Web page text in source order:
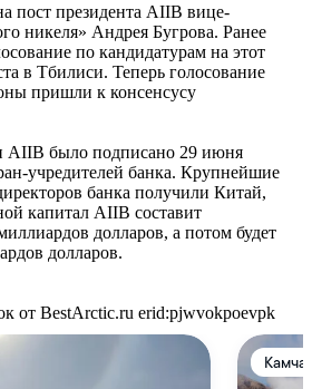
пост президента AIIB вице-
никеля» Андрея Бугрова. Ранее
по кандидатурам на этот
в Тбилиси. Теперь голосование
пришли к консенсусу
AIIB было подписано 29 июня
учредителей банка. Крупнейшие
банка получили Китай,
капитал AIIB составит
долларов, а потом будет
долларов.
от BestArctic.ru erid:pjwvokpoevpk